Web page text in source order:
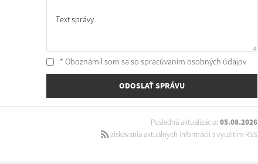
Text správy
* Oboznámil som sa so spracúvaním osobných údajov
ODOSLAŤ SPRÁVU
Posledná aktualizácia: 05.08.2026
získavania aktuálnych informácií s využitím RSS